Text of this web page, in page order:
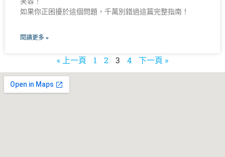
如果你正困擾於這個問題，千萬別錯過這篇完整指南！
閱讀更多 »
« 上一頁 1 2 3 4 下一頁 »